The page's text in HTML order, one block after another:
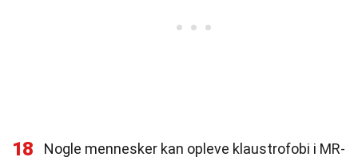
18
Nogle mennesker kan opleve klaustrofobi i MR-